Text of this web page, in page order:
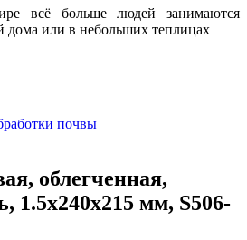
всё больше людей занимаются
дома или в небольших теплицах
почвы
облегченная,
1.5х240х215 мм, S506-